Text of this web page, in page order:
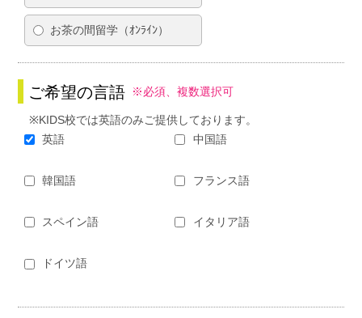
お茶の間留学（ｵﾝﾗｲﾝ）
ご希望の言語 ※必須、複数選択可
※KIDS校では英語のみご提供しております。
英語
中国語
韓国語 フランス語
スペイン語 イタリア語
ドイツ語